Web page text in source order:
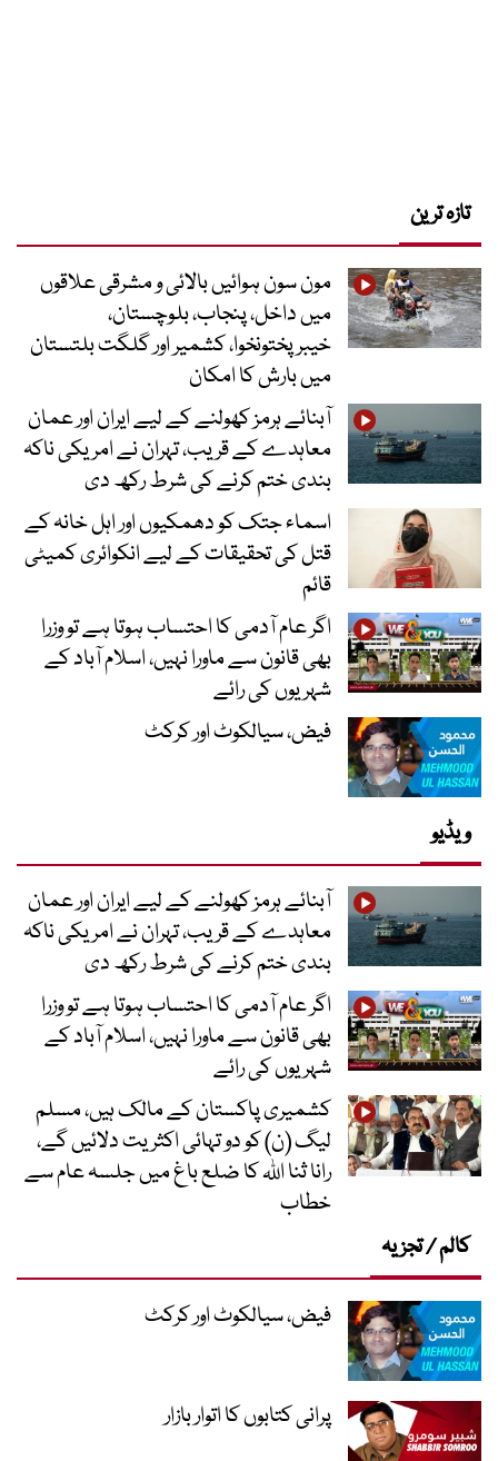
تازہ ترین
مون سون ہوائیں بالائی و مشرقی علاقوں
میں داخل، پنجاب، بلوچستان،
خیبرپختونخوا، کشمیر اور گلگت بلتستان
میں بارش کا امکان
آبنائے ہرمز کھولنے کے لیے ایران اور عمان
معاہدے کے قریب، تہران نے امریکی ناکہ
بندی ختم کرنے کی شرط رکھ دی
اسماء جتک کو دھمکیوں اور اہل خانہ کے
قتل کی تحقیقات کے لیے انکوائری کمیٹی
قائم
اگر عام آدمی کا احتساب ہوتا ہے تو وزرا
بھی قانون سے ماورا نہیں، اسلام آباد کے
شہریوں کی رائے
فیض، سیالکوٹ اور کرکٹ
ویڈیو
آبنائے ہرمز کھولنے کے لیے ایران اور عمان
معاہدے کے قریب، تہران نے امریکی ناکہ
بندی ختم کرنے کی شرط رکھ دی
اگر عام آدمی کا احتساب ہوتا ہے تو وزرا
بھی قانون سے ماورا نہیں، اسلام آباد کے
شہریوں کی رائے
کشمیری پاکستان کے مالک ہیں، مسلم
لیگ (ن) کو دو تہائی اکثریت دلائیں گے،
رانا ثنا اللہ کا ضلع باغ میں جلسہ عام سے
خطاب
کالم / تجزیہ
فیض، سیالکوٹ اور کرکٹ
پرانی کتابوں کا اتوار بازار